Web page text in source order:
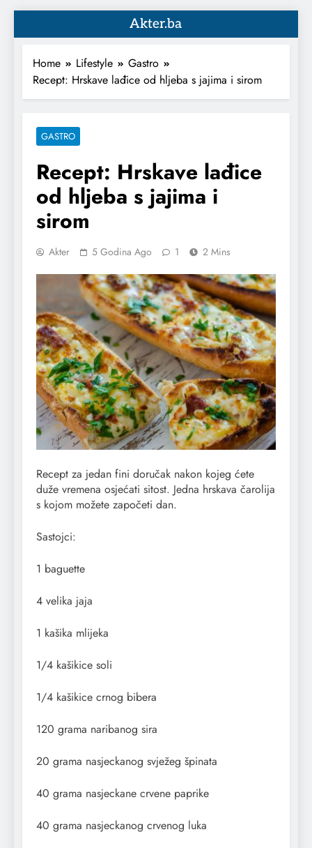
Akter.ba
Home Lifestyle
Gastro
Recept: Hrskave lađice od hljeba s jajima i sirom
GASTRO
Recept: Hrskave lađice
od hljeba s jajima i
sirom
Akter 5 Godina Ago 1 2 Mins
Recept za jedan fini doručak nakon kojeg ćete
duže vremena osjećati sitost. Jedna hrskava čarolija
s kojom možete započeti dan.
Sastojci:
1 baguette
4 velika jaja
1 kašika mlijeka
1/4 kašikice soli
1/4 kašikice crnog bibera
120 grama naribanog sira
20 grama nasjeckanog svježeg špinata
40 grama nasjeckane crvene paprike
40 grama nasjeckanog crvenog luka